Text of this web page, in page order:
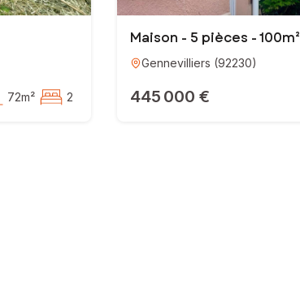
72m² 2
Maison - 5 pièces - 100m²
Gennevilliers (92230)
445 000 €